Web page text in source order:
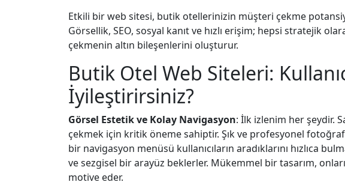
Etkili bir web sitesi, butik otellerinizin müşteri çekme
Görsellik, SEO, sosyal kanıt ve hızlı erişim; hepsi stratejik
çekmenin altın bileşenlerini oluşturur.
Butik Otel Web Siteleri:
İyileştirirsiniz?
Görsel Estetik ve Kolay Navigasyon: İlk izlenim her şeydir.
çekmek için kritik öneme sahiptir. Şık ve profesyonel
bir navigasyon menüsü kullanıcıların aradıklarını hızlıca
ve sezgisel bir arayüz beklerler. Mükemmel bir tasarım,
motive eder.